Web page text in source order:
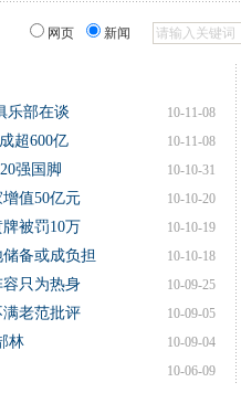
网页 新闻
10-11-08
乐部在谈
10-11-08
超600亿
10-10-31
强国脚
10-10-20
值50亿元
10-10-19
被罚10万
10-10-18
备或成负担
10-09-25
只为热身
10-09-05
老范批评
10-09-04
林
10-06-09